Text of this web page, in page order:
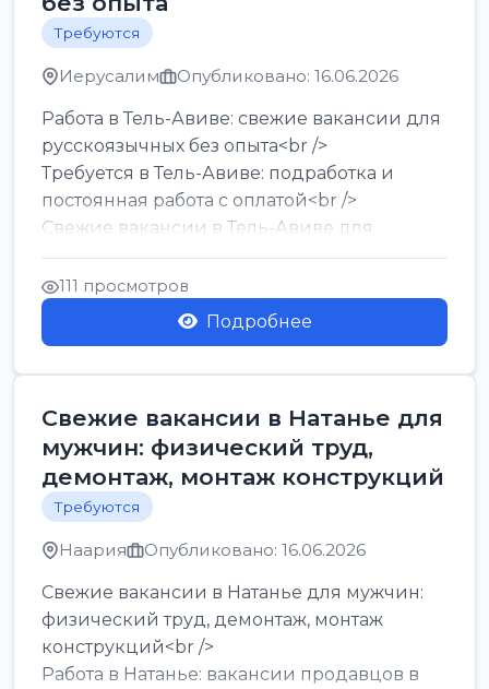
Требуются
Иерусалим Опубликовано: 16.06.2026
Работа в Тель-Авиве: свежие вакансии для
русскоязычных без опыта<br />
Требуется в Тель-Авиве: подработка и
постоянная работа с оплатой<br />
Свежие вакансии в Тель-Авиве для
мужчин и женщин от хозя...
111 просмотров
Подробнее
Свежие вакансии в Натанье для
мужчин: физический труд,
демонтаж, монтаж конструкций
Требуются
Наария Опубликовано: 16.06.2026
Свежие вакансии в Натанье для мужчин:
физический труд, демонтаж, монтаж
конструкций<br />
Работа в Натанье: вакансии продавцов в